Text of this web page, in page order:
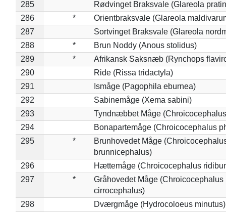
285
Rødvinget Braksvale (Glareola
286
*
Orientbraksvale (Glareola
287
Sortvinget Braksvale (Glareola
288
*
Brun Noddy (Anous stolidus)
289
*
Afrikansk Saksnæb (Rynchops
290
Ride (Rissa tridactyla)
291
Ismåge (Pagophila eburnea)
292
Sabinemåge (Xema sabini)
293
Tyndnæbbet Måge
294
Bonapartemåge (Chroicocephalus
295
*
Brunhovedet Måge
brunnicephalus)
296
Hættemåge (Chroicocephalus
297
*
Gråhovedet Måge (Chroicocephalus
cirrocephalus)
298
Dværgmåge (Hydrocoloeus minutus)